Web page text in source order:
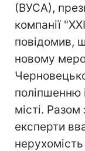
(ВУСА),
компанії
повідомив,
новому
поліпшенню
місті.
експерти